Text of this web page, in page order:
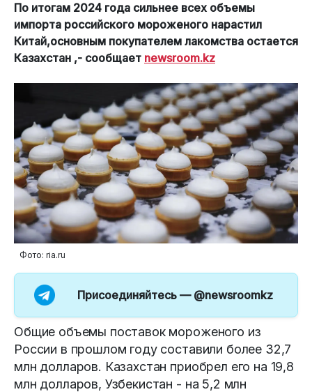
По итогам 2024 года сильнее всех объемы
импорта российского мороженого нарастил
Китай,основным покупателем лакомства остается
Казахстан ,- сообщает newsroom.kz
Фото: ria.ru
Присоединяйтесь — @newsroomkz
Общие объемы поставок мороженого из
России в прошлом году составили более 32,7
млн долларов. Казахстан приобрел его на 19,8
млн долларов, Узбекистан - на 5,2 млн